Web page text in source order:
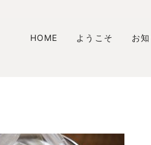
HOME ようこそ お